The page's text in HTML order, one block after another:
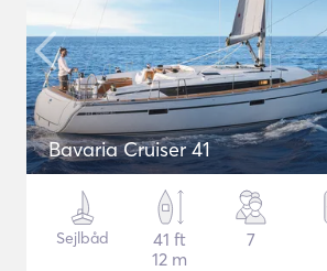
Bavaria Cruiser 41
Sejlbåd
41 ft
12 m
7